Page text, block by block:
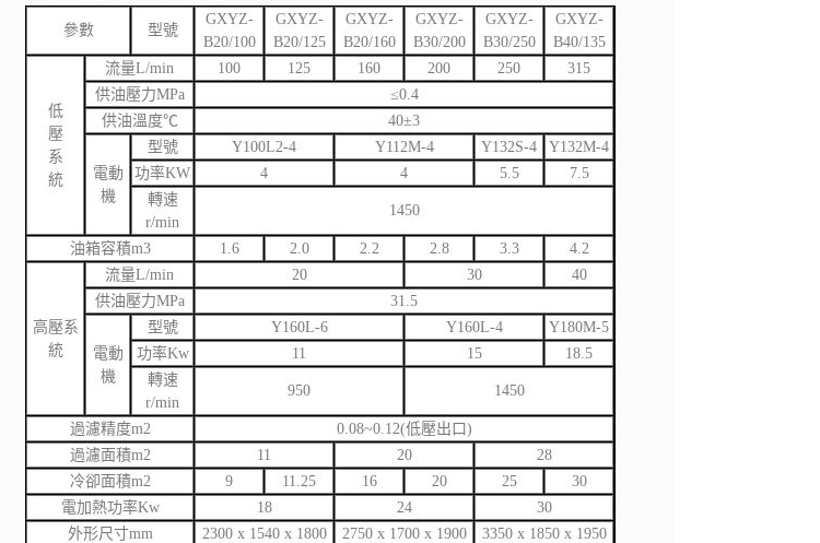
參數 型號
GXYZ-
B20/100
GXYZ-
B20/125
GXYZ-
B20/160
GXYZ-
B30/200
GXYZ-
B30/250
GXYZ-
B40/135
低
壓
系
統
流量L/min 100 125 160 200 250
315
供油壓力MPa
≤0.4
供油溫度℃
40±3
電動
機
型號 Y100L2-4 Y112M-4 Y132S-4
Y132M-4
功率KW
4 4 5.5
7.5
轉速
r/min
1450
油箱容積m3 1.6 2.0 2.2 2.8 3.3 4.2
高壓系
統
流量L/min 20 30
40
供油壓力MPa
31.5
電動
機
型號 Y160L-6 Y160L-4
Y180M-5
功率Kw
11 15
18.5
轉速
r/min
950 1450
過濾精度m2
0.08~0.12(低壓出口)
過濾面積m2
11 20
28
冷卻面積m2
9 11.25 16 20 25
30
電加熱功率Kw
18 24
30
外形尺寸mm
2300 x 1540 x 1800 2750 x 1700 x 1900
3350 x 1850 x 1950